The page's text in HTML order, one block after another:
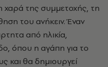
χαρά της συμμετοχής, τη
του ανήκειν. Έναν
από ηλικία,
όπου η αγάπη για το
και θα δημιουργεί